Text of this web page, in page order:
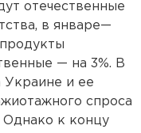
отечественные
в январе—
— на 3%. В
Украине и ее
спроса
Однако к концу